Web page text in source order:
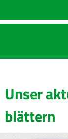
Unser
blättern